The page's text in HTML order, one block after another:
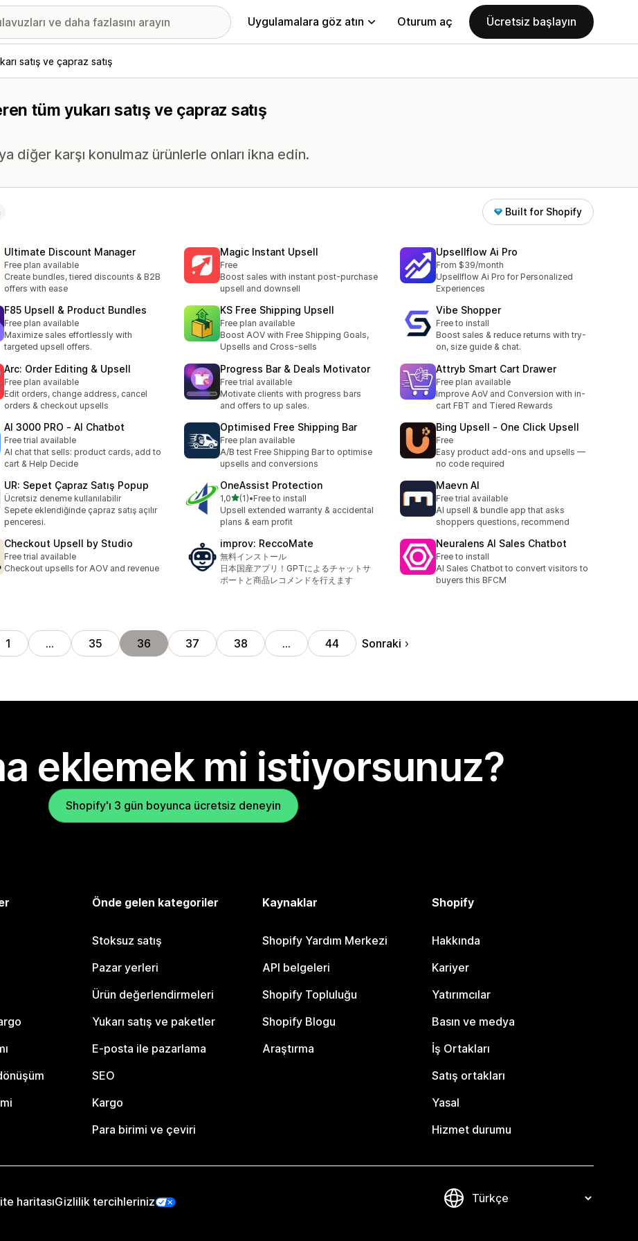
Uygulamalara göz atın Oturum aç Ücretsiz başlayın
satış ve çapraz satış
tüm yukarı satış ve çapraz satış
diğer karşı konulmaz ürünlerle onları ikna edin.
Built for Shopify
Ultimate Discount Manager
Free plan available
Create bundles, tiered discounts & B2B
offers with ease
Magic Instant Upsell
Free
Boost sales with instant post-purchase
upsell and downsell
Upsellflow Ai Pro
From $39/month
Upsellflow Ai Pro for Personalized
Experiences
F85 Upsell & Product Bundles
Free plan available
Maximize sales effortlessly with
targeted upsell offers.
KS Free Shipping Upsell
Free plan available
Boost AOV with Free Shipping Goals,
Upsells and Cross-sells
Vibe Shopper
Free to install
Boost sales & reduce returns with try-
on, size guide & chat.
Arc: Order Editing & Upsell
Free plan available
Edit orders, change address, cancel
orders & checkout upsells
Progress Bar & Deals Motivator
Free trial available
Motivate clients with progress bars
and offers to up sales.
Attryb Smart Cart Drawer
Free plan available
Improve AoV and Conversion with in-
cart FBT and Tiered Rewards
AI 3000 PRO ‑ AI Chatbot
Free trial available
AI chat that sells: product cards, add to
cart & Help Decide
Optimised Free Shipping Bar
Free plan available
A/B test Free Shipping Bar to optimise
upsells and conversions
Bing Upsell ‑ One Click Upsell
Free
Easy product add-ons and upsells —
no code required
UR: Sepet Çapraz Satış Popup
Ücretsiz deneme kullanılabilir
Sepete eklendiğinde çapraz satış açılır
penceresi.
OneAssist Protection
1,05 yıldız üzerinden
(1)
toplam 1 değerlendirme
•Free to install
Upsell extended warranty & accidental
plans & earn profit
Maevn AI
Free trial available
AI upsell & bundle app that asks
shoppers questions, recommend
Checkout Upsell by Studio
Free trial available
Checkout upsells for AOV and revenue
improv: ReccoMate
無料インストール
日本国産アプリ！GPTによるチャットサ
ポートと商品レコメンドを行えます
Neuralens AI Sales Chatbot
Free to install
AI Sales Chatbot to convert visitors to
buyers this BFCM
1 … 35 36 37 38 … 44 Sonraki
eklemek mi istiyorsunuz?
Shopify'ı 3 gün boyunca ücretsiz deneyin
Önde gelen kategoriler
Stoksuz satış
Pazar yerleri
Ürün değerlendirmeleri
Yukarı satış ve paketler
E-posta ile pazarlama
SEO
Kargo
Para birimi ve çeviri
Kaynaklar
Shopify Yardım Merkezi
API belgeleri
Shopify Topluluğu
Shopify Blogu
Araştırma
Shopify
Hakkında
Kariyer
Yatırımcılar
Basın ve medya
İş Ortakları
Satış ortakları
Yasal
Hizmet durumu
haritasıGizlilik tercihleriniz